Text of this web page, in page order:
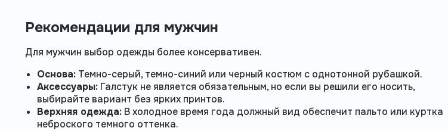
Рекомендации для мужчин
Для мужчин выбор одежды более консервативен.
Основа: Темно-серый, темно-синий или черный костюм с однотонной рубашкой.
Аксессуары: Галстук не является обязательным, но если вы решили его носить,
выбирайте вариант без ярких принтов.
Верхняя одежда: В холодное время года должный вид обеспечит пальто или куртка
неброского темного оттенка.